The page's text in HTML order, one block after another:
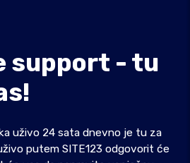
support - tu
uživo 24 sata dnevno je tu za
putem SITE123 odgovorit će